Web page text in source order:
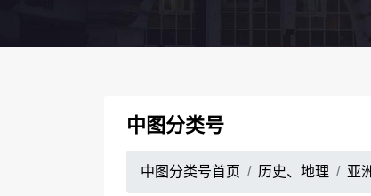
中图分类号
中图分类号首页 历史、地理 亚